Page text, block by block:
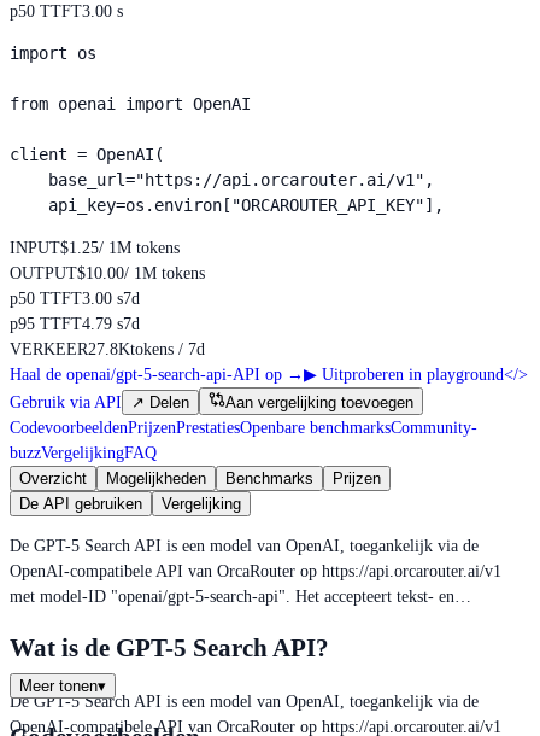
p50 TTFT3.00 s
import os
from openai import OpenAI
client = OpenAI(
    base_url="https://api.orcarouter.ai/v1",
    api_key=os.environ["ORCAROUTER_API_KEY"],
INPUT$1.25/ 1M tokens
OUTPUT$10.00/ 1M tokens
p50 TTFT3.00 s7d
p95 TTFT4.79 s7d
VERKEER27.8Ktokens / 7d
Haal de openai/gpt-5-search-api-API op → ▶ Uitproberen in playground</>
Gebruik via API
↗ Delen
Aan vergelijking toevoegen
CodevoorbeeldenPrijzenPrestatiesOpenbare benchmarksCommunity-
buzzVergelijkingFAQ
Overzicht
Mogelijkheden Benchmarks
Prijzen
De API gebruiken
Vergelijking
De GPT-5 Search API is een model van OpenAI, toegankelijk via de
OpenAI-compatibele API van OrcaRouter op https://api.orcarouter.ai/v1
met model-ID "openai/gpt-5-search-api". Het accepteert tekst- en…
Wat is de GPT-5 Search API?
De GPT-5 Search API is een model van OpenAI, toegankelijk via de
OpenAI-compatibele API van OrcaRouter op https://api.orcarouter.ai/v1
Meer tonen▾